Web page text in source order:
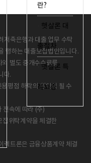
란?
햇살론 대
출절차
· 햇살론 특
례보증
저축은행과 대출 업무 수탁
행하는 대출모집법인입니다.
별도 중개수수료를
다.
평점 하락의 원인이 될 수
전속에 따라 (주)
집위탁계약을 체결한
렉트론은 금융상품계약 체결